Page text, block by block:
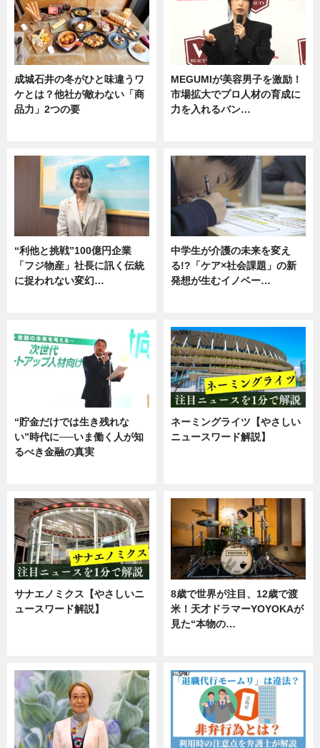
成城石井の冬がひと味違うワ
ケとは？他社が敵わない「商
品力」2つの要
MEGUMIが美容男子を激励！
市場拡大でプロ人材の育成に
力を入れるバン…
“利他と挑戦”100億円企業
「フジ物産」社長に訊く伝統
に捉われない変幻…
中学生が介護の未来を変え
る!?「ケア×社会課題」の新
発想が生むイノベー…
“貯金だけでは生き残れな
い”時代に──いま働く人が知
るべき金融の真実
ネーミングライツ【やさしい
ニュースワード解説】
サナエノミクス【やさしいニ
ュースワード解説】
8歳で世界が注目、12歳で渡
米！天才ドラマーYOYOKAが
見た“本物の…